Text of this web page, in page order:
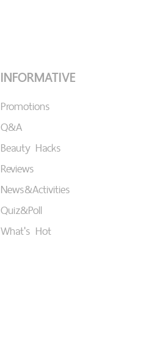
INFORMATIVE
Promotions
Q&A
Beauty Hacks
Reviews
News&Activities
Quiz&Poll
What's Hot